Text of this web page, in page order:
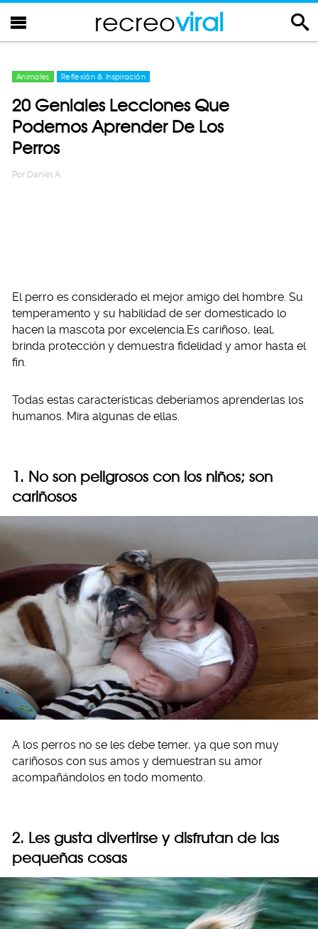
recreoviral
Animales Reflexión & Inspiración
20 Geniales Lecciones Que
Podemos Aprender De Los
Perros
Por Daniel A.
El perro es considerado el mejor amigo del hombre. Su
temperamento y su habilidad de ser domesticado lo
hacen la mascota por excelencia.Es cariñoso, leal,
brinda protección y demuestra fidelidad y amor hasta el
fin.
Todas estas características deberíamos aprenderlas los
humanos. Mira algunas de ellas.
1. No son peligrosos con los niños; son
cariñosos
A los perros no se les debe temer, ya que son muy
cariñosos con sus amos y demuestran su amor
acompañándolos en todo momento.
2. Les gusta divertirse y disfrutan de las
pequeñas cosas